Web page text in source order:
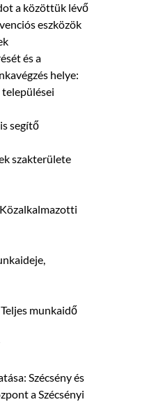
a közöttük lévő
eszközök
és a
helye:
települései
segítő
szakterülete
munkaidő
Szécsény és
a Szécsényi